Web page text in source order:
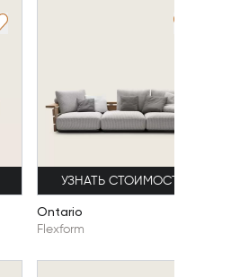
УЗНАТЬ СТОИМОСТЬ
Ontario
Flexform